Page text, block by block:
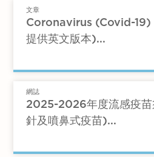
熱，但高燒可以持續
過若干時間又重新發
炎，並引起高燒、喉
濃性痰）等症狀。其
其他昆蟲的咬傷有關。
藥物引起的發燒：
某
識模糊或持續嘔吐等
年幼的兒童：
對於年
免疫系統問題：如果
例如接受器官移植、
服用退燒藥：您可以
物，如布洛芬或扑热
注意症狀變化：監測
發燒的持續時間、症
療專業人士的建議和治療
您有任何疑問或擔憂，請
水澡，因為冷水只會令病
及微血管快速收縮，不利
如上文所說，發燒是一種
應，代表身體某處出現了
文章
Coronavirus (Covid-19)
提供英文版本)...
網誌
2025-2026年度流感疫苗
針及噴鼻式疫苗)...